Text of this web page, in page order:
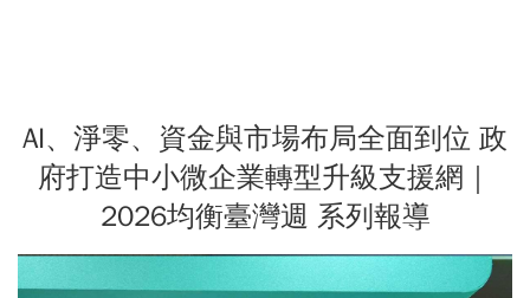
AI、淨零、資金與市場布局全面到位 政
府打造中小微企業轉型升級支援網｜
2026均衡臺灣週 系列報導